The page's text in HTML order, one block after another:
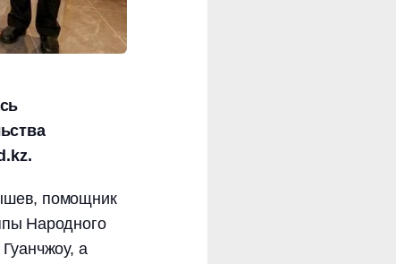
помощник
Народного
а